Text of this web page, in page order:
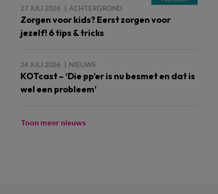
27 JULI 2026 ACHTERGROND
Zorgen voor kids? Eerst zorgen voor
jezelf! 6 tips & tricks
24 JULI 2026 NIEUWS
KOTcast – ‘Die pp’er is nu besmet en dat is
wel een probleem’
Toon meer nieuws